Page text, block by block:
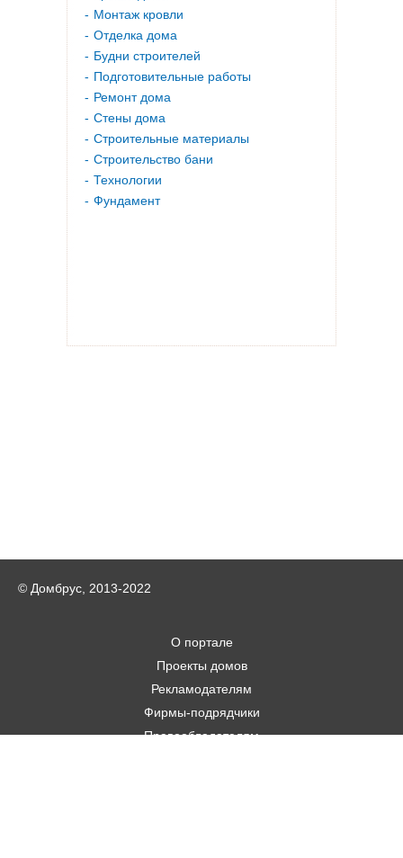
Монтаж кровли
Отделка дома
Будни строителей
Подготовительные работы
Ремонт дома
Стены дома
Строительные материалы
Строительство бани
Технологии
Фундамент
© Домбрус, 2013-2022
О портале
Проекты домов
Рекламодателям
Фирмы-подрядчики
Правообладателям